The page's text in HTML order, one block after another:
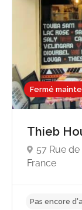
Fermé
Thieb
57 Rue de
France